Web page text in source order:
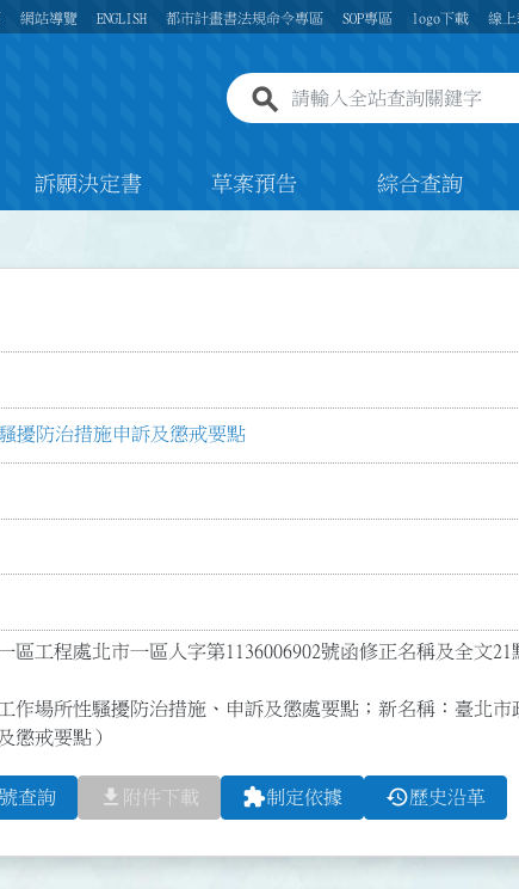
網站導覽 ENGLISH 都市計畫書法規命令專區 SOP專區 logo下載 線上
全站查詢關鍵字欄位
訴願決定書 草案預告 綜合查詢
擾防治措施申訴及懲戒要點
區工程處北市一區人字第1136006902號函修正名稱及全文21
作場所性騷擾防治措施、申訴及懲處要點；新名稱：臺北市
懲戒要點）
查詢 file_download 附件下載 extension制定依據 history歷史沿革